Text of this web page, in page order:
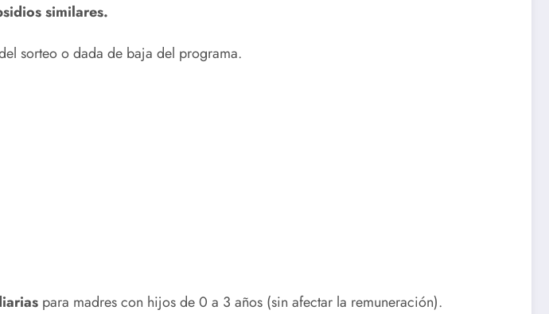
similares.
sorteo o dada de baja del programa.
para madres con hijos de 0 a 3 años (sin afectar la remuneración).